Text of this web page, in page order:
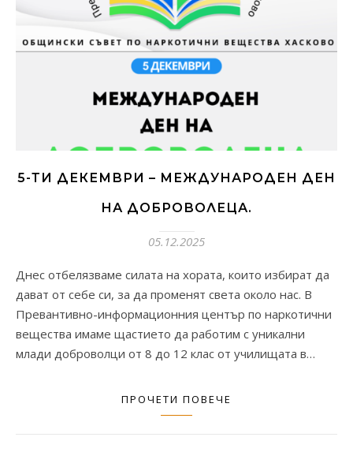
5-ТИ ДЕКЕМВРИ – МЕЖДУНАРОДЕН ДЕН
НА ДОБРОВОЛЕЦА.
05.12.2025
Днес отбелязваме силата на хората, които избират да
дават от себе си, за да променят света около нас. В
Превантивно-информационния център по наркотични
вещества имаме щастието да работим с уникални
млади доброволци от 8 до 12 клас от училищата в…
ПРОЧЕТИ ПОВЕЧЕ